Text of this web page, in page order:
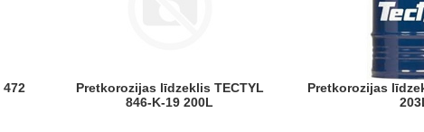
Pretkorozijas līdzeklis TECTYL
846-K-19 200L
Pretkorozijas līdzeklis TECTYL 846